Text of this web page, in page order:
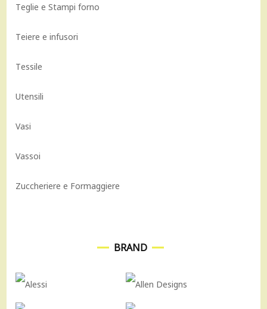
Teglie e Stampi forno
Teiere e infusori
Tessile
Utensili
Vasi
Vassoi
Zuccheriere e Formaggiere
BRAND